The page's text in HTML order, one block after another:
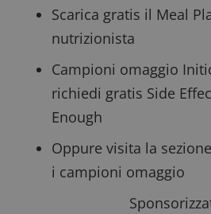
Scarica gratis il Meal
nutrizionista
Campioni omaggio
richiedi gratis Side
Enough
Oppure visita la
i campioni omaggio